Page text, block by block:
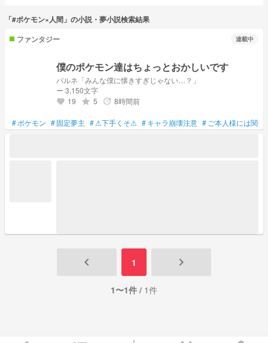
「#ポケモン×人間」の小説・夢小説検索結果
ファンタジー
連載中
僕のポケモン達はちょっとおかしいです
パルネ「みんな僕に懐きすぎじゃない…？」
ー 3,150文字
favorite 19 grade 5 update 8時間前
#ポケモン #固定夢主 #⚠下手くそ⚠ #キャラ崩壊注意 # ご本人様には関係
keyboard_arrow_left 1 keyboard_arrow_right
1〜1件 / 1件